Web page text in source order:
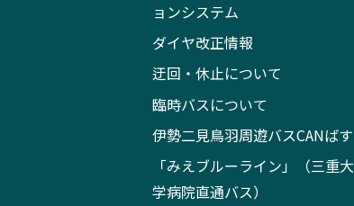
ョンシステム
ダイヤ改正情報
迂回・休止について
臨時バスについて
伊勢二見鳥羽周遊バスCANばす
「みえブルーライン」（三重大
学病院直通バス）